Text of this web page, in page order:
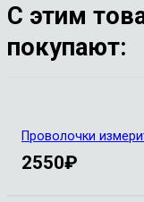
С этим
покупают:
Проволочки
2550₽